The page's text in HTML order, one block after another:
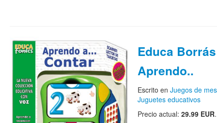
Educa
Aprendo..
Escrito en Juegos de
Juguetes educativos
Precio actual: 29.99 EUR.